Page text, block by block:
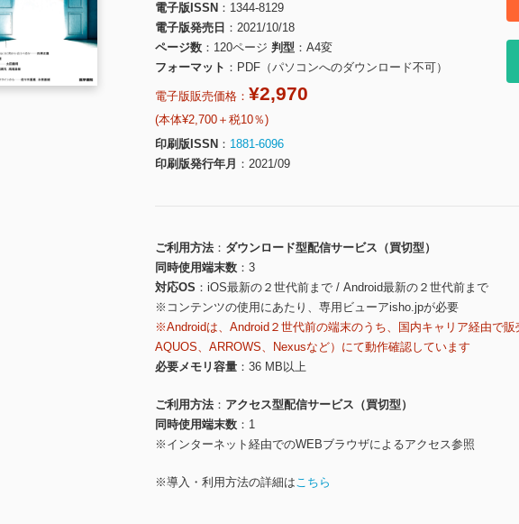
電子版ISSN
1344-8129
電子版発売日
2021/10/18
ページ数
120ページ 判型
A4変
フォーマット
PDF（パソコンへのダウンロード不可）
電子版販売価格： ¥2,970
(本体¥2,700＋税10％)
印刷版ISSN
1881-6096
印刷版発行年月
2021/09
ご利用方法
ダウンロード型配信サービス（買切型）
同時使用端末数
3
対応OS
iOS最新の２世代前まで / Android最新の２世代前まで
※コンテンツの使用にあたり、専用ビューアisho.jpが必要
※Androidは、Android２世代前の端末のうち、国内キャリア経由で販
AQUOS、ARROWS、Nexusなど）にて動作確認しています
必要メモリ容量
36 MB以上
ご利用方法
アクセス型配信サービス（買切型）
同時使用端末数
1
※インターネット経由でのWEBブラウザによるアクセス参照
※導入・利用方法の詳細はこちら